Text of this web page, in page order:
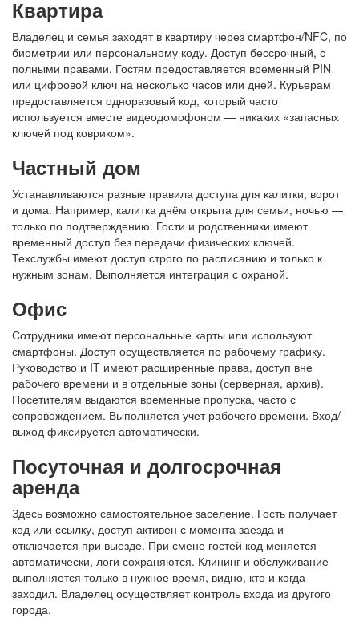
Квартира
Владелец и семья заходят в квартиру через смартфон/NFC, по
биометрии или персональному коду. Доступ бессрочный, с
полными правами. Гостям предоставляется временный PIN
или цифровой ключ на несколько часов или дней. Курьерам
предоставляется одноразовый код, который часто
используется вместе видеодомофоном — никаких «запасных
ключей под ковриком».
Частный дом
Устанавливаются разные правила доступа для калитки, ворот
и дома. Например, калитка днём открыта для семьи, ночью —
только по подтверждению. Гости и родственники имеют
временный доступ без передачи физических ключей.
Техслужбы имеют доступ строго по расписанию и только к
нужным зонам. Выполняется интеграция с охраной.
Офис
Сотрудники имеют персональные карты или используют
смартфоны. Доступ осуществляется по рабочему графику.
Руководство и IT имеют расширенные права, доступ вне
рабочего времени и в отдельные зоны (серверная, архив).
Посетителям выдаются временные пропуска, часто с
сопровождением. Выполняется учет рабочего времени. Вход/
выход фиксируется автоматически.
Посуточная и долгосрочная
аренда
Здесь возможно самостоятельное заселение. Гость получает
код или ссылку, доступ активен с момента заезда и
отключается при выезде. При смене гостей код меняется
автоматически, логи сохраняются. Клининг и обслуживание
выполняется только в нужное время, видно, кто и когда
заходил. Владелец осуществляетконтроль входа из другого
города.